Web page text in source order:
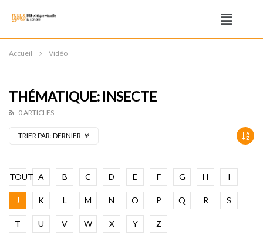
Accueil Vidéo
THÉMATIQUE: INSECTE
0 ARTICLES
TRIER PAR:DERNIER
TOUT A B C D E F G H I
J K L M N O P Q R S
T U V W X Y Z